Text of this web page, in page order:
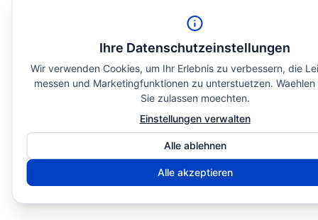
Ihre Datenschutzeinstellungen
Wir verwenden Cookies, um Ihr Erlebnis zu verbessern, die
messen und Marketingfunktionen zu unterstuetzen. Waehlen
Sie zulassen moechten.
Einstellungen verwalten
Alle ablehnen
Alle akzeptieren